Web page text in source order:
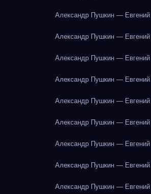
Александр Пушкин — Евгений
Александр Пушкин — Евгений
Александр Пушкин — Евгений
Александр Пушкин — Евгений
Александр Пушкин — Евгений
Александр Пушкин — Евгений
Александр Пушкин — Евгений
Александр Пушкин — Евгений
Александр Пушкин — Евгений